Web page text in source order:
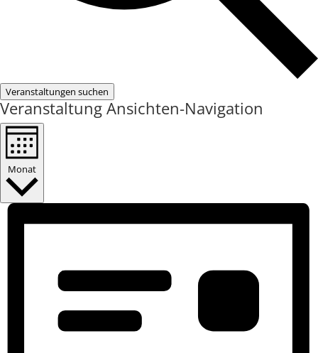
Veranstaltungen suchen
Veranstaltung Ansichten-Navigation
Monat